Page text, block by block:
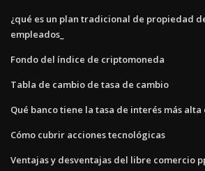
¿qué es un plan tradicional de propiedad
empleados_
Fondo del índice de criptomoneda
Tabla de cambio de tasa de cambio
Qué banco tiene la tasa de interés más
Cómo cubrir acciones tecnológicas
Ventajas y desventajas del libre comercio